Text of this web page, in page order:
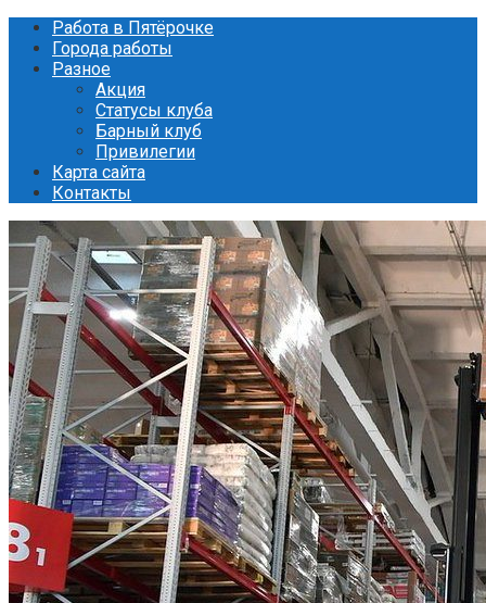
Перейти
контенту
Работа в Пятёрочке
Города работы
Разное
Акция
Статусы клуба
Барный клуб
Привилегии
Карта сайта
Контакты